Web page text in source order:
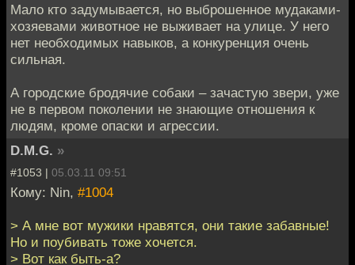
Мало кто задумывается, но выброшенное мудаками-
хозяевами животное не выживает на улице. У него
нет необходимых навыков, а конкуренция очень
сильная.
А городские бродячие собаки – зачастую звери, уже
не в первом поколении не знающие отношения к
людям, кроме опаски и агрессии.
D.M.G. »
#1053 | 05.03.11 09:51
Кому: Nin, #1004
> А мне вот мужики нравятся, они такие забавные!
Но и поубивать тоже хочется.
> Вот как быть-а?